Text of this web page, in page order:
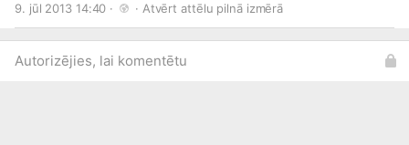
9. jūl 2013 14:40 · · Atvērt attēlu pilnā izmērā
Autorizējies, lai komentētu